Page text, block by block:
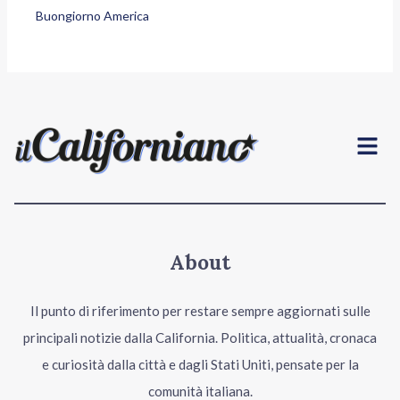
Buongiorno America
Menu
About
Il punto di riferimento per restare sempre aggiornati sulle
principali notizie dalla California. Politica, attualità, cronaca
e curiosità dalla città e dagli Stati Uniti, pensate per la
comunità italiana.